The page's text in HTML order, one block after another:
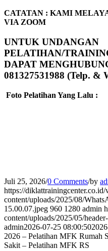
CATATAN : KAMI
VIA ZOOM
UNTUK UNDANGAN
PELATIHAN/
DAPAT
081327531988 (Telp. &
Foto Pelatihan Yang Lalu :
Juli 25, 2026/0 Comments/by
https://diklattrainingcenter.co.id/
content/uploads/2025/08/
15.00.07.jpeg 960 1280 admin
content/uploads/2025/05/
admin2026-07-25 08:00:50
2026 – Pelatihan MFK Rumah
Sakit – Pelatihan MFK RS